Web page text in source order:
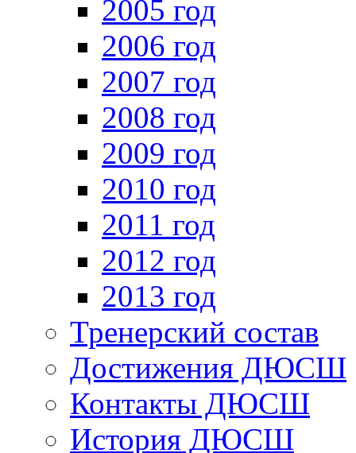
2005 год
2006 год
2007 год
2008 год
2009 год
2010 год
2011 год
2012 год
2013 год
Тренерский состав
Достижения ДЮСШ
Контакты ДЮСШ
История ДЮСШ